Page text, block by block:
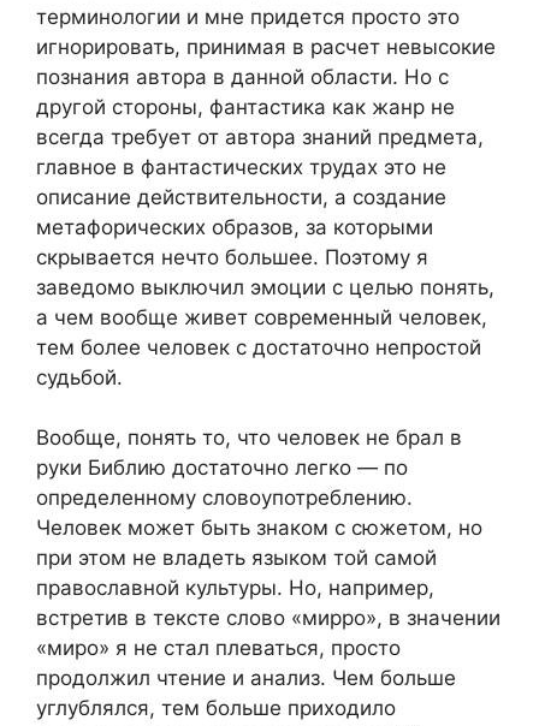
терминологии и мне придется просто это
игнорировать, принимая в расчет невысокие
познания автора в данной области. Но с
другой стороны, фантастика как жанр не
всегда требует от автора знаний предмета,
главное в фантастических трудах это не
описание действительности, а создание
метафорических образов, за которыми
скрывается нечто большее. Поэтому я
заведомо выключил эмоции с целью понять,
а чем вообще живет современный человек,
тем более человек с достаточно непростой
судьбой.
Вообще, понять то, что человек не брал в
руки Библию достаточно легко — по
определенному словоупотреблению.
Человек может быть знаком с сюжетом, но
при этом не владеть языком той самой
православной культуры. Но, например,
встретив в тексте слово «мирро», в значении
«миро» я не стал плеваться, просто
продолжил чтение и анализ. Чем больше
углублялся, тем больше приходило